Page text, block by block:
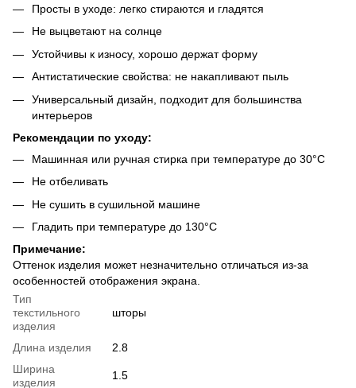
Просты в уходе: легко стираются и гладятся
Не выцветают на солнце
Устойчивы к износу, хорошо держат форму
Антистатические свойства: не накапливают пыль
Универсальный дизайн, подходит для большинства
интерьеров
Рекомендации по уходу:
Машинная или ручная стирка при температуре до 30°C
Не отбеливать
Не сушить в сушильной машине
Гладить при температуре до 130°C
Примечание:
Оттенок изделия может незначительно отличаться из-за
особенностей отображения экрана.
Тип
текстильного
изделия
шторы
Длина изделия
2.8
Ширина
изделия
1.5